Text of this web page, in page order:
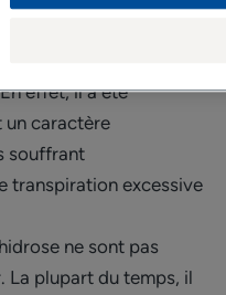
à la chaleur, à
la génétique peut
effet, il a été
un caractère
souffrant
transpiration excessive
ne sont pas
plupart du temps, il